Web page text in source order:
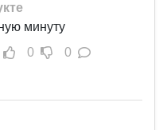
минуту
0 0